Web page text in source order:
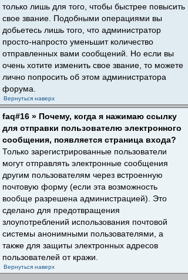
только лишь для того, чтобы быстрее повысить
свое звание. Подобными операциями вы
добьетесь лишь того, что администратор
просто-напросто уменьшит количество
отправленных вами сообщений. Но если вы
очень хотите изменить свое звание, то можете
лично попросить об этом администратора
форума.
Вернуться наверх
faq#16 » Почему, когда я нажимаю ссылку
для отправки пользователю электронного
сообщения, появляется страница входа?
Только зарегистрированные пользователи
могут отправлять электронные сообщения
другим пользователям через встроенную
почтовую форму (если эта возможность
вообще разрешена администрацией). Это
сделано для предотвращения
злоупотреблений использования почтовой
системы анонимными пользователями, а
также для защиты электронных адресов
пользователей от кражи.
Вернуться наверх